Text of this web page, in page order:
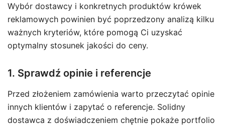
Wybór dostawcy i konkretnych produktów krówek
reklamowych powinien być poprzedzony analizą kilku
ważnych kryteriów, które pomogą Ci uzyskać
optymalny stosunek jakości do ceny.
1. Sprawdź opinie i referencje
Przed złożeniem zamówienia warto przeczytać opinie
innych klientów i zapytać o referencje. Solidny
dostawca z doświadczeniem chętnie pokaże portfolio